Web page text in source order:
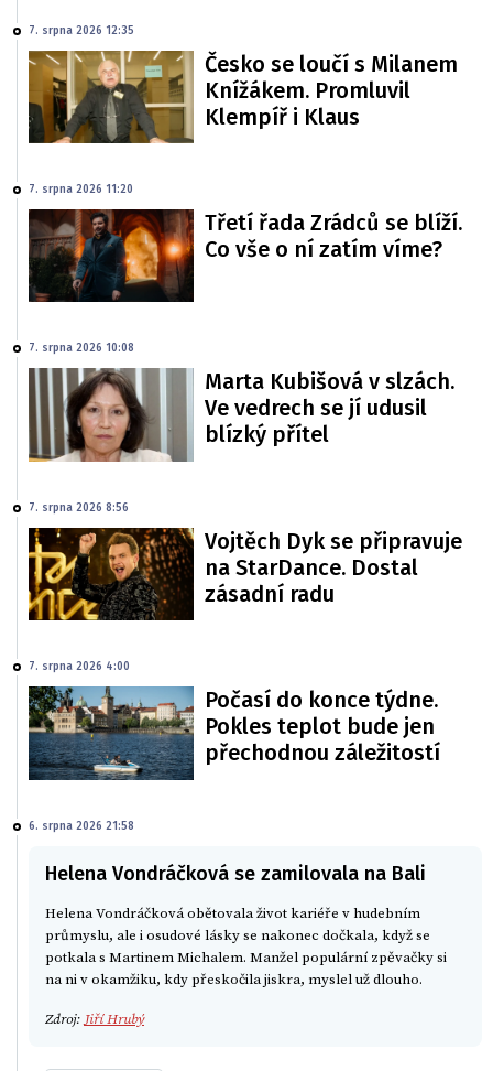
7. srpna 2026 12:35
Česko se loučí s Milanem
Knížákem. Promluvil
Klempíř i Klaus
7. srpna 2026 11:20
Třetí řada Zrádců se blíží.
Co vše o ní zatím víme?
7. srpna 2026 10:08
Marta Kubišová v slzách.
Ve vedrech se jí udusil
blízký přítel
7. srpna 2026 8:56
Vojtěch Dyk se připravuje
na StarDance. Dostal
zásadní radu
7. srpna 2026 4:00
Počasí do konce týdne.
Pokles teplot bude jen
přechodnou záležitostí
6. srpna 2026 21:58
Helena Vondráčková se zamilovala na Bali
Helena Vondráčková obětovala život kariéře v hudebním
průmyslu, ale i osudové lásky se nakonec dočkala, když se
potkala s Martinem Michalem. Manžel populární zpěvačky si
na ni v okamžiku, kdy přeskočila jiskra, myslel už dlouho.
Zdroj: Jiří Hrubý